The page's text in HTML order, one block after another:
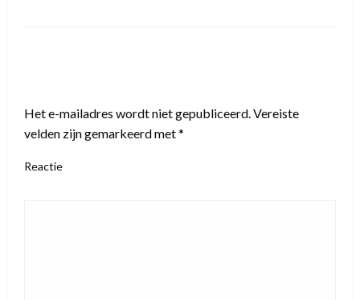
Het e-mailadres wordt niet gepubliceerd.Vereiste
velden zijn gemarkeerd met*
Reactie